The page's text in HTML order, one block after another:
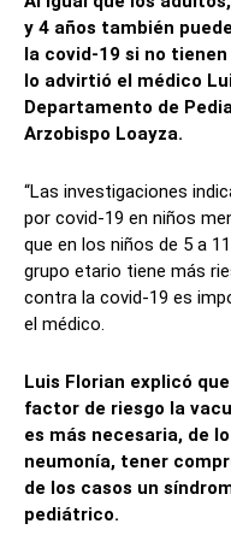
y 4 años también
la covid-19 si no
lo advirtió el médico
Departamento de
Arzobispo Loayza.
“Las investigaciones
por covid-19 en niños
que en los niños de 5 a
grupo etario tiene más
contra la covid-19 es
el médico.
Luis Florian explicó
factor de riesgo la
es más necesaria, de
neumonía, tener
de los casos un
pediátrico.